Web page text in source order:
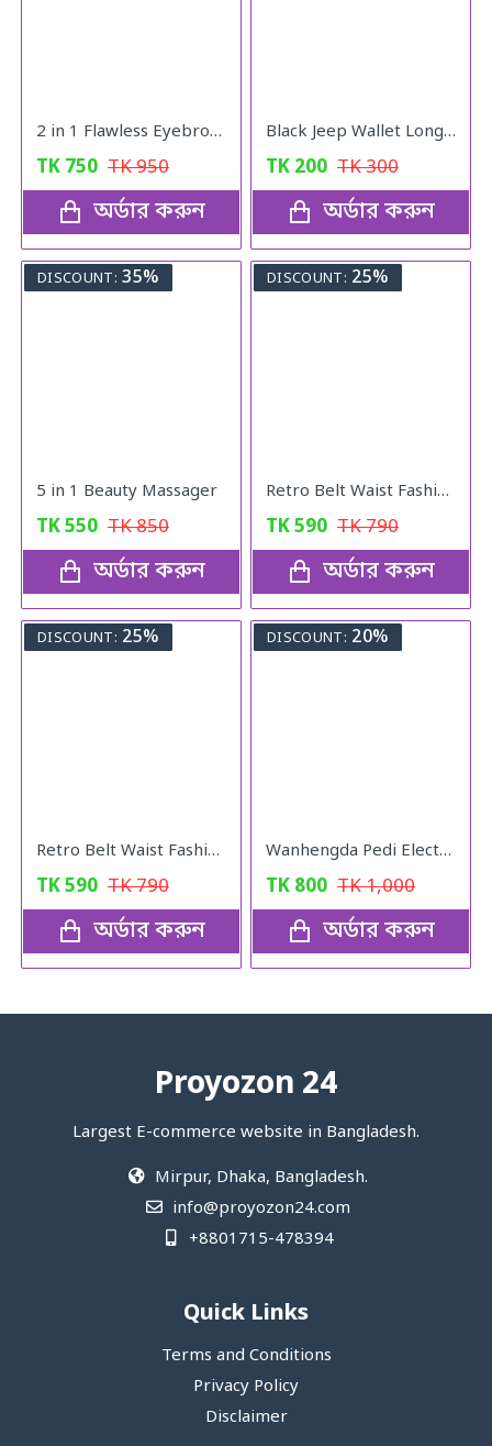
2 in 1 Flawless Eyebrow Hair Remover Stylish & Fashionable Rechargeable Facial Hair Trimmer for Women Painless
TK 750 TK950
অর্ডার করুন
Black Jeep Wallet Long For Men - Wallet
TK 200 TK300
অর্ডার করুন
DISCOUNT: 35%
5 in 1 Beauty Massager
TK550 TK850
অর্ডার করুন
DISCOUNT: 25%
Retro Belt Waist Fashionable Bag (Brown)
TK590 TK790
অর্ডার করুন
DISCOUNT: 25%
Retro Belt Waist Fashionable Bag (Blue)
TK590 TK790
অর্ডার করুন
DISCOUNT: 20%
Wanhengda Pedi Electronic Finishing Touch Tool and Callus Remover
TK 800 TK1,000
অর্ডার করুন
Proyozon 24
Largest E-commerce website in Bangladesh.
Mirpur, Dhaka, Bangladesh.
info@proyozon24.com
+8801715-478394
Quick Links
Terms and Conditions
Privacy Policy
Disclaimer